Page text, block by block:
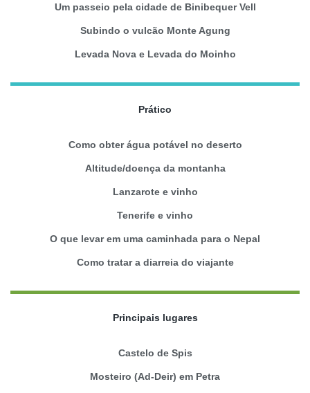
Um passeio pela cidade de Binibequer Vell
Subindo o vulcão Monte Agung
Levada Nova e Levada do Moinho
Prático
Como obter água potável no deserto
Altitude/doença da montanha
Lanzarote e vinho
Tenerife e vinho
O que levar em uma caminhada para o Nepal
Como tratar a diarreia do viajante
Principais lugares
Castelo de Spis
Mosteiro (Ad-Deir) em Petra